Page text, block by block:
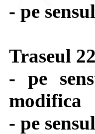
- pe
Traseul
- pe
modifica
- pe